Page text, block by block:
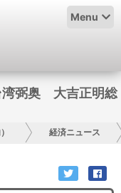
Menu
弼奥 大吉正明総
経済ニュース